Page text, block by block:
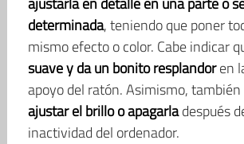
determinada, teniendo que poner
mismo efecto o color. Cabe indicar
suave y da un bonito resplandoren
apoyo del ratón. Asimismo,
ajustar el brillo o apagarladespués
inactividad del ordenador.